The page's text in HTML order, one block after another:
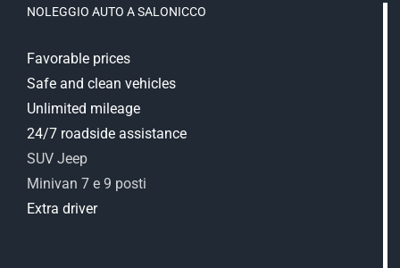
NOLEGGIO AUTO A SALONICCO
Favorable prices
Safe and clean vehicles
Unlimited mileage
24/7 roadside assistance
SUV Jeep
Minivan 7 e 9 posti
Extra driver